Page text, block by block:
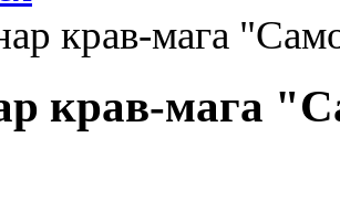
крав-мага
крав-мага